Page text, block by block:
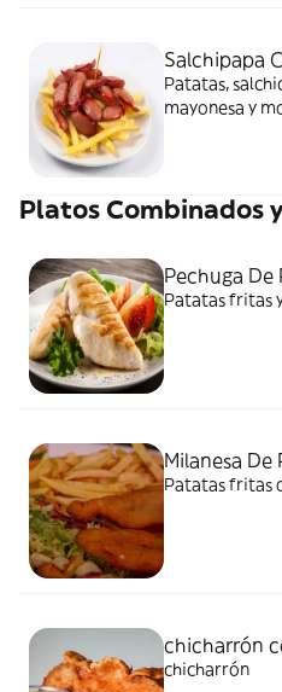
Salchipapa
Patatas,
mayonesa y
Platos Combinados
Pechuga De
Patatas fritas
Milanesa De
Patatas fritas
chicharrón
chicharrón